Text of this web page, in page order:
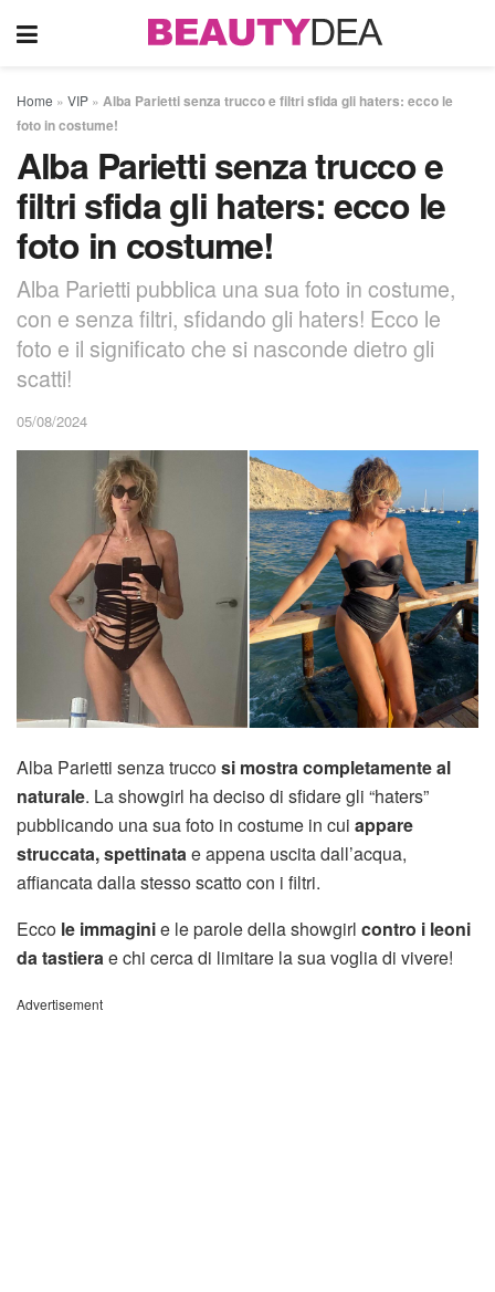
Home » VIP » Alba Parietti senza trucco e filtri sfida gli haters: ecco le
foto in costume!
Alba Parietti senza trucco e
filtri sfida gli haters: ecco le
foto in costume!
Alba Parietti pubblica una sua foto in costume,
con e senza filtri, sfidando gli haters! Ecco le
foto e il significato che si nasconde dietro gli
scatti!
05/08/2024
Alba Parietti senza truccosi mostra completamente al
naturale. La showgirl ha deciso di sfidare gli “haters”
pubblicando una sua foto in costume in cui appare
struccata, spettinata e appena uscita dall’acqua,
affiancata dalla stesso scatto con i filtri.
Ecco le immaginie le parole della showgirl contro i leoni
da tastiera e chi cerca di limitare la sua voglia di vivere!
Advertisement